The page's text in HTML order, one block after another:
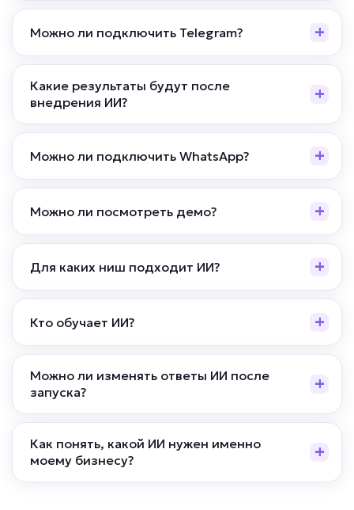
• До +25% конверсии
• До -50% брошенных корзин
Подробней
от 59 000 ₽ под ключ
Можно ли подключить Telegram?
Какие результаты будут после
внедрения ИИ?
Можно ли подключить WhatsApp?
Можно ли посмотреть демо?
Для каких ниш подходит ИИ?
Кто обучает ИИ?
Можно ли изменять ответы ИИ после
запуска?
Как понять, какой ИИ нужен именно
моему бизнесу?